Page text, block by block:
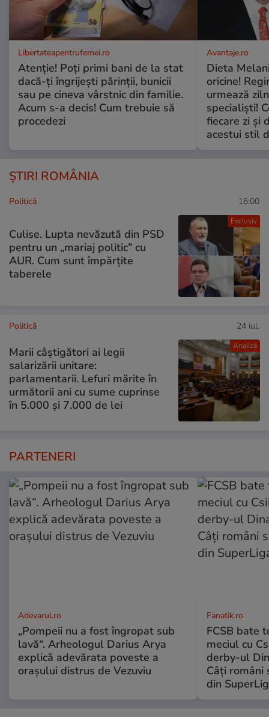
Libertateapentrufemei.ro
Atenție! Poți primi bani de la stat
dacă-ți îngrijești părinții, bunicii
sau pe cineva vârstnic din familie.
Acum s-a decis! Cum trebuie să
procedezi
Avantaje.ro
Dieta
oricine!
urmează
specialiști!
fiecare zi și
acestui stil
ȘTIRI ROMÂNIA
Exclusiv
Politică 16:00
Culise. Lupta nevăzută din PSD
pentru un „mariaj politic” cu
AUR. Cum sunt împărțite
taberele
Analiză
Politică 24 iul.
Marii câștigători ai legii
salarizării unitare:
parlamentarii. Lefuri mărite în
următorii ani cu sume cuprinse
în 5.000 și 7.000 de lei
PARTENERI
Adevarul.ro
„Pompeii nu a fost îngropat sub
lavă“. Arheologul Darius Arya
explică adevărata poveste a
orașului distrus de Vezuviu
Fanatik.ro
FCSB bate
meciul cu
derby-ul
Câți
din